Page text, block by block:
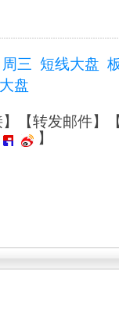
周三 短线大盘
盘
】【转发邮件】
】